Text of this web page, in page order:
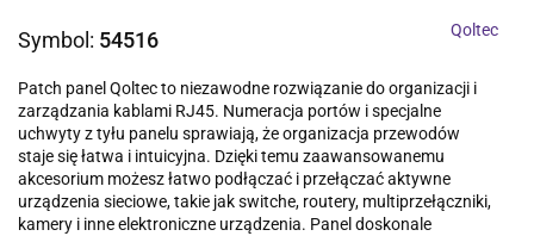
Symbol: 54516 Qoltec
Patch panel Qoltec to niezawodne rozwiązanie do organizacji i
zarządzania kablami RJ45. Numeracja portów i specjalne
uchwyty z tyłu panelu sprawiają, że organizacja przewodów
staje się łatwa i intuicyjna. Dzięki temu zaawansowanemu
akcesorium możesz łatwo podłączać i przełączać aktywne
urządzenia sieciowe, takie jak switche, routery, multiprzełączniki,
kamery i inne elektroniczne urządzenia. Panel doskonale